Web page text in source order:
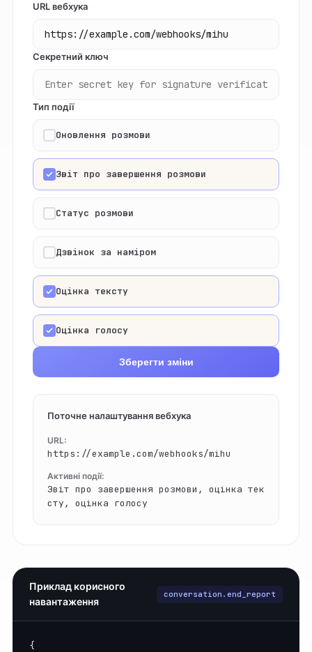
URL вебхука
Секретний ключ
Тип події
Оновлення розмови
Звіт про завершення розмови
Статус розмови
Дзвінок за наміром
Оцінка тексту
Оцінка голосу
Зберегти зміни
Поточне налаштування вебхука
URL:
https://example.com/webhooks/mihu
Активні події:
Звіт про завершення розмови, оцінка тек
сту, оцінка голосу
Приклад корисного
навантаження
conversation.end_report
{